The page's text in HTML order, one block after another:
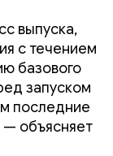
выпуска,
с течением
базового
запуском
последние
— объясняет